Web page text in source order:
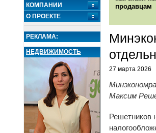
КОМПАНИИ
О ПРОЕКТЕ
РЕКЛАМА:
НЕДВИЖИМОСТЬ
продавцам
27 марта 2026
Максим
Решетников